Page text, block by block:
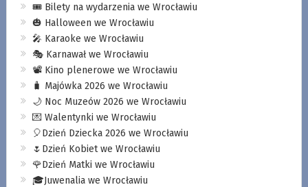
🎟️ Bilety na wydarzenia we Wrocławiu
🎃 Halloween we Wrocławiu
🎤 Karaoke we Wrocławiu
🎭 Karnawał we Wrocławiu
📽️ Kino plenerowe we Wrocławiu
🧳 Majówka 2026 we Wrocławiu
🌙 Noc Muzeów 2026 we Wrocławiu
💌 Walentynki we Wrocławiu
🎈Dzień Dziecka 2026 we Wrocławiu
🌷Dzień Kobiet we Wrocławiu
🌹Dzień Matki we Wrocławiu
🎓Juwenalia we Wrocławiu